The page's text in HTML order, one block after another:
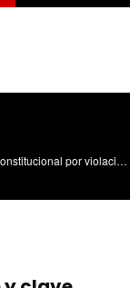
Se explica el recurso de amparo ante el Tribunal Constitucional por violación de los derechos y libertades fundamentales. reconocidos en la Constitución Española Cabedo Mallol, V. (2012). El recurso de amparo. https://riunet.upv.es/handle/10251/16494